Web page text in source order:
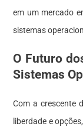
em um mercado
sistemas
O Futuro
Sistemas
Com a crescente
liberdade e